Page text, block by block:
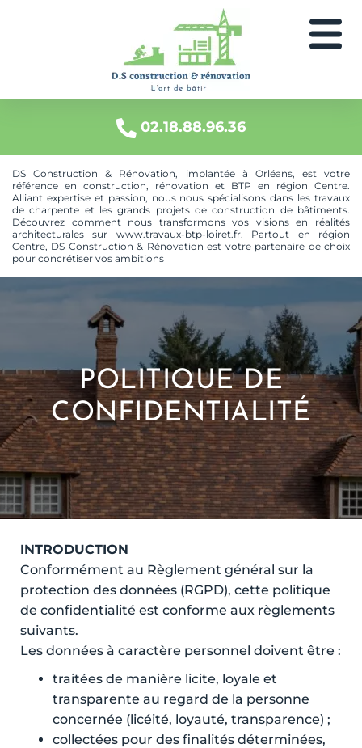
DS
Construction
&
Rénovation
L'art
bâtir
DS Construction & Rénovation, implantée à Orléans, est votre
référence en construction, rénovation et BTP en région Centre.
Alliant expertise et passion, nous nous spécialisons dans les travaux
de charpente et les grands projets de construction de bâtiments.
Découvrez comment nous transformons vos visions en réalités
architecturales sur www.travaux-btp-loiret.fr. Partout en région
Centre, DS Construction & Rénovation est votre partenaire de choix
pour concrétiser vos ambitions
02.18.88.96.36
POLITIQUE DE
CONFIDENTIALITÉ
INTRODUCTION
Conformément au Règlement général sur la
protection des données (RGPD), cette politique
de confidentialité est conforme aux règlements
suivants.
Les données à caractère personnel doivent être :
traitées de manière licite, loyale et
transparente au regard de la personne
concernée (licéité, loyauté, transparence) ;
collectées pour des finalités déterminées,